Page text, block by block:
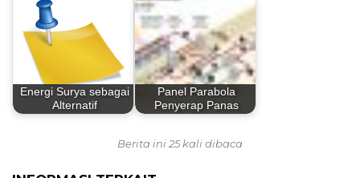
Energi Surya sebagai
Alternatif
Panel Parabola
Penyerap Panas
Berita ini 25 kali dibaca